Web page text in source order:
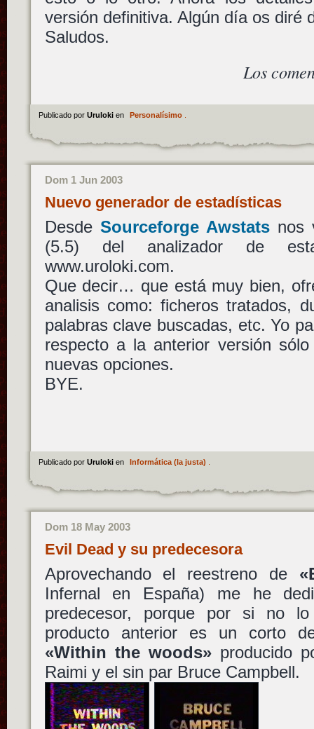
versión definitiva. Algún día os diré
Saludos.
Los
Publicado por Uruloki en Personalísimo.
Dom 1 Jun 2003
Nuevo generador de estadísticas
Desde Sourceforge Awstatsnos
(5.5) del analizador de
www.uroloki.com.
Que decir… que está muy bien,
analisis como: ficheros tratados,
palabras clave buscadas, etc. Yo
respecto a la anterior versión
nuevas opciones.
BYE.
Publicado por Uruloki en Informática (la justa)
Dom 18 May 2003
Evil Dead y su predecesora
Aprovechando el reestreno de
Infernal en España) me he
predecesor, porque por si no
producto anterior es un corto
«Within the woods»producido
Raimi y el sin par Bruce Campbell.